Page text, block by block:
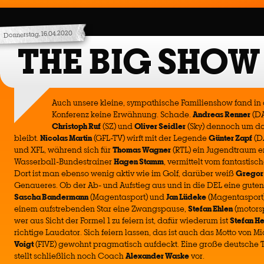
Donnerstag, 16.04.2020
THE BIG
Auch unsere kleine, sympathische Familienshow fand
Konferenz keine Erwähnung. Schade.Andreas Renner
Christoph Ruf(SZ) undOliver Seidler(Sky) dennoch um
bleibt.Nicolas Martin(GFL-TV) wirft mit der LegendeGünter Zapf
und XFL, während sich fürThomas Wagner(RTL) ein Jugendtraum
Wasserball-BundestrainerHagen Stamm, vermittelt vom
Dort ist man ebenso wenig aktiv wie im Golf, darüber weiß
Genaueres. Ob der Ab- und Aufstieg aus und in die DEL eine
Sascha Bandermann(Magentasport) undJan Lüdeke
einem aufstrebenden Star eine Zwangspause, Stefan Ehlen
wer aus Sicht der Formel 1 zu feiern ist, dafür wiederum istStefan
richtige Laudator. Sich feiern lassen, das ist auch das Motto von
Voigt(FIVE) gewohnt pragmatisch aufdeckt. Eine große deutsche
stellt schließlich noch CoachAlexander Waskevor.